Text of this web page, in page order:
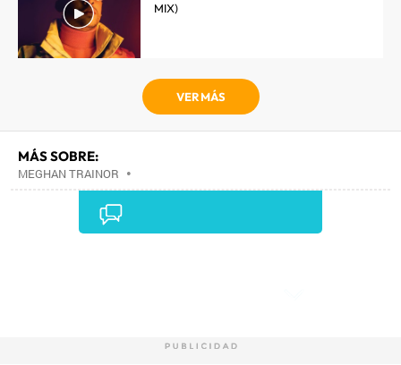
MIX)
VER MÁS
MÁS SOBRE:
MEGHAN TRAINOR •